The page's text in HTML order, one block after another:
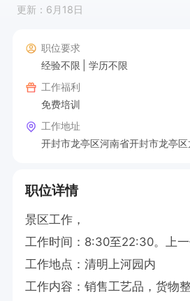
更新：6月18日
职位要求
经验不限
学历不限
工作福利
免费培训
工作地址
开封市龙亭区河南省开封市龙亭
职位详情
景区工作，
工作时间：8:30至22:30。上
工作地点：清明上河园内
工作内容：销售工艺品，货物